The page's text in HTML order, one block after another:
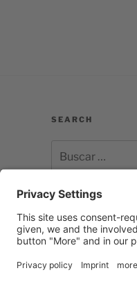
SEARCH
por:
Facebook